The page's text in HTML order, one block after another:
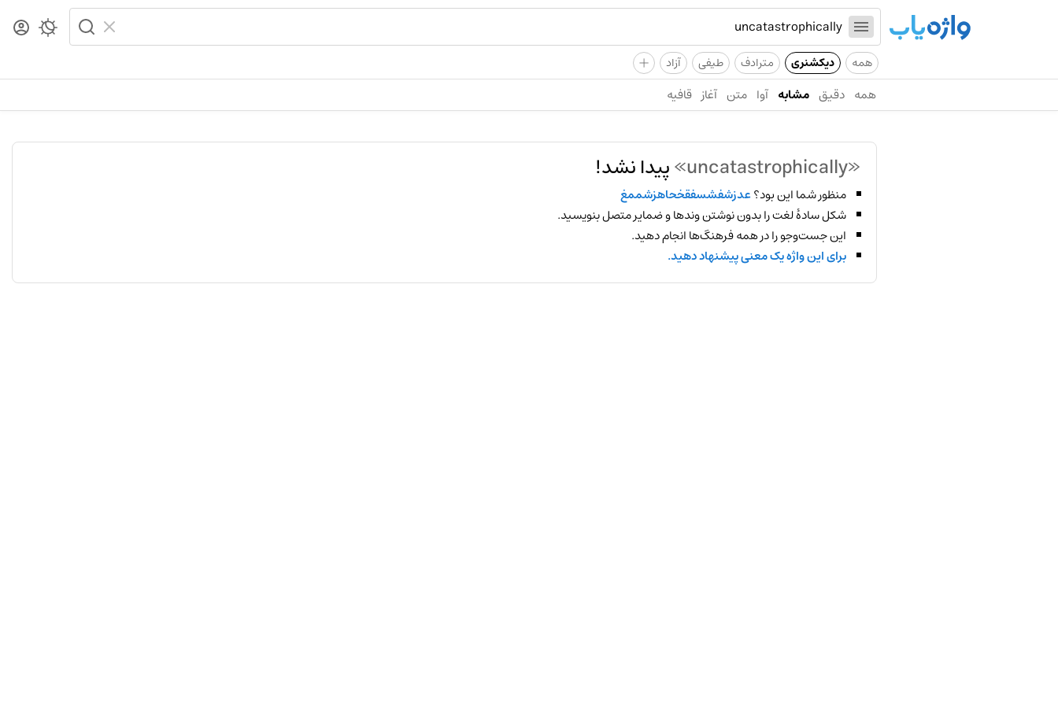
همه دیکشنری مترادف طیفی آزاد +
همه دقیق مشابه آوا متن آغاز قافیه
«uncatastrophically» پیدا نشد!
منظور شما این بود؟عدزشفشسفقخحاهزشممغ
شکل سادهٔ لغت را بدون نوشتن وندها و ضمایر متصل بنویسید.
این جست‌وجو را در همه فرهنگ‌ها انجام دهید.
برای این واژه یک معنی پیشنهاد دهید.